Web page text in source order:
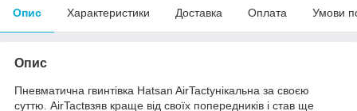
Опис Характеристики Доставка Оплата Умови
Опис
Пневматична гвинтівка Hatsan AirTactунікальна за своєю
суттю. AirTactвзяв краще від своїх попередників і став ще